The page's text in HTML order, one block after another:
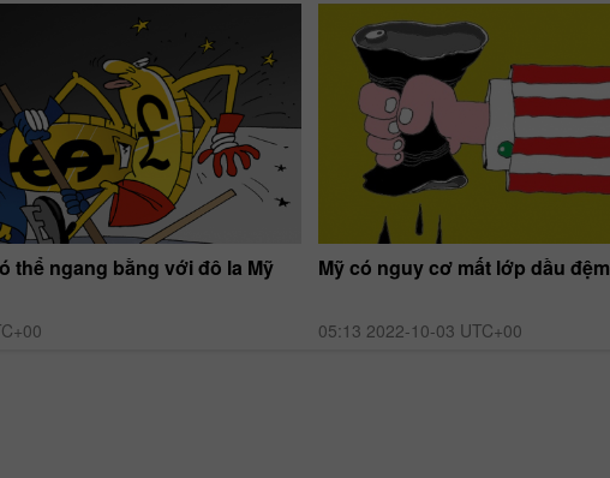
thể ngang bằng với đô la Mỹ Mỹ có nguy cơ mất lớp dầu đệm
05:13 2022-10-03 UTC+00